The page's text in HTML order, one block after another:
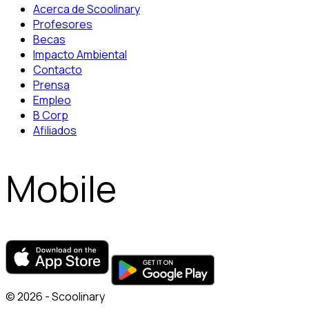
Acerca de Scoolinary
Profesores
Becas
Impacto Ambiental
Contacto
Prensa
Empleo
B Corp
Afiliados
Mobile
© 2026 - Scoolinary